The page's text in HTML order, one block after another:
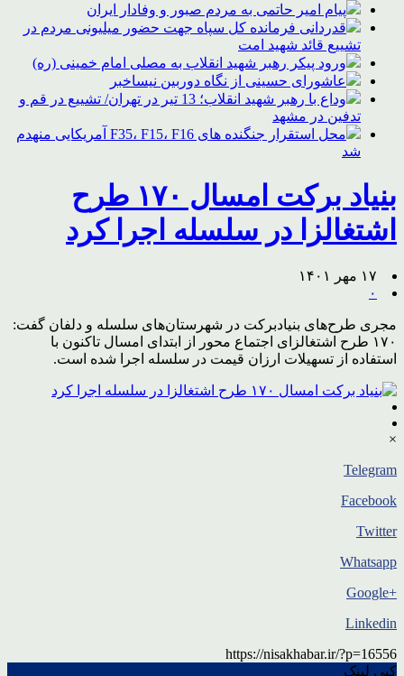
پیام امیر حاتمی به مردم صبور و وفادار ایران
قدردانی فرمانده کل سپاه جهت حضور میلیونی مردم در
تشییع قائد شهید امت
ورود پیکر رهبر شهید انقلاب به مصلی امام خمینی (ره)
عاشورای حسینی از نگاه دوربین نیساخبر
وداع با رهبر شهید انقلاب؛ 13 تیر در تهران/ تشییع در قم و
تدفین در مشهد
محل استقرار جنگنده های F35، F15، F16 آمریکایی منهدم
شد
بنیاد برکت امسال ۱۷۰ طرح
اشتغالزا در سلسله اجرا کرد
۱۷ مهر ۱۴۰۱
۰
مجری طرح‌های بنیادبرکت در شهرستان‌های سلسله و دلفان گفت:
۱۷۰ طرح اشتغالزای اجتماع محور از ابتدای امسال تاکنون با
استفاده از تسهیلات ارزان قیمت در سلسله اجرا شده است.
×
Telegram
Facebook
Twitter
Whatsapp
+Google
Linkedin
https://nisakhabar.ir/?p=16556
کپی لینک